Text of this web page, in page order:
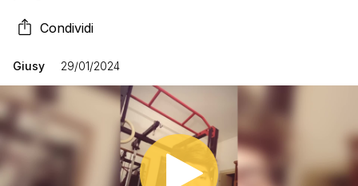
Condividi
Giusy 29/01/2024